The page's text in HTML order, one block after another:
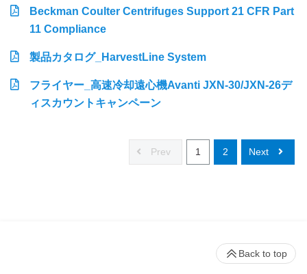
Beckman Coulter Centrifuges Support 21 CFR Part
11 Compliance
製品カタログ_HarvestLine System
フライヤー_高速冷却遠心機Avanti JXN-30/JXN-26デ
ィスカウントキャンペーン
Prev 1 2 Next
Back to top